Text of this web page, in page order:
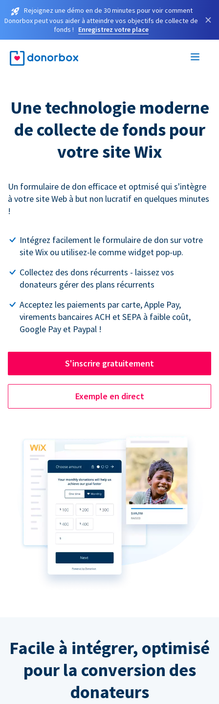
Rejoignez une démo en de 30 minutes pour voir comment
Donorbox peut vous aider à atteindre vos objectifs de collecte de
fonds !
Enregistrez votre place
×
Une technologie moderne
de collecte de fonds pour
votre site Wix
Un formulaire de don efficace et optmisé qui s'intègre
à votre site Web à but non lucratif en quelques minutes
!
Intégrez facilement le formulaire de don sur votre
site Wix ou utilisez-le comme widget pop-up.
Collectez des dons récurrents - laissez vos
donateurs gérer des plans récurrents
Acceptez les paiements par carte, Apple Pay,
virements bancaires ACH et SEPA à faible coût,
Google Pay et Paypal !
S'inscrire gratuitement
Exemple en direct
Facile à intégrer, optimisé
pour la conversion des
donateurs